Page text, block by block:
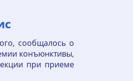
сообщалось о
конъюнктивы,
при приеме